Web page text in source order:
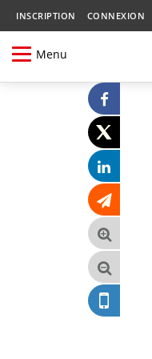
INSCRIPTION CONNEXION
Menu